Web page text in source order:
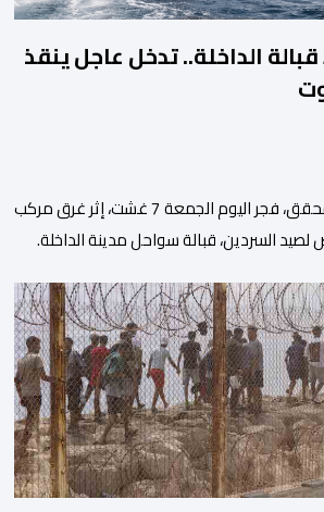
الداخلة.. تدخل عاجل ينقذ
نجا 18 بحارا من موت محقق، فجر اليوم الجمعة 7 غشت، إثر غرق مركب
السردين، قبالة سواحل مدينة الداخلة.
المركب أثناء مزاولته نشاط الصيد البحري، قبل
الأمر بغرقه، ما استنفر عدداً من مراكب […]